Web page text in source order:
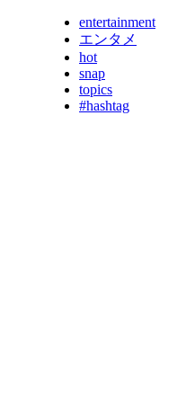
entertainment
エンタメ
hot
snap
topics
#hashtag